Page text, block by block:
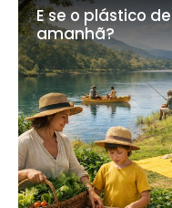
E se o plástico
amanhã?